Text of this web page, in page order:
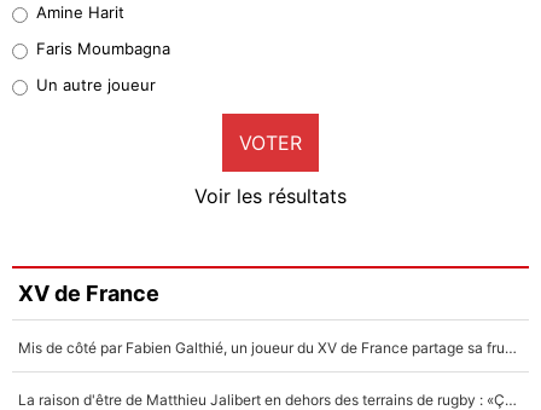
1%
9%
Faris Moumbagna
4%
Un autre joueur
5%
Amine Harit
Faris Moumbagna
Un autre joueur
VOTER
Voir les résultats
XV de France
Mis de côté par Fabien Galthié, un joueur du XV de France partage sa frustration : «ils ne me l’ont pas dit tout de suite»
La raison d'être de Matthieu Jalibert en dehors des terrains de rugby : «Ça m'atteint autant que si tu touches à un membre de ma famille»